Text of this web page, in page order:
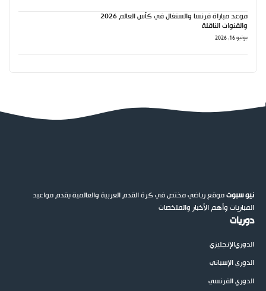
موعد مباراة فرنسا والسنغال في كأس العالم 2026
والقنوات الناقلة
يونيو 16, 2026
نيو سبوتموقع رياضي مختص في كرة القدم العربية والعالمية يقدم مواعيد
المباريات وأهم الأخبار والملخصات
دوريات
الدوريالإنجليزي
الدوري الإسباني
الدوري الفرنسي